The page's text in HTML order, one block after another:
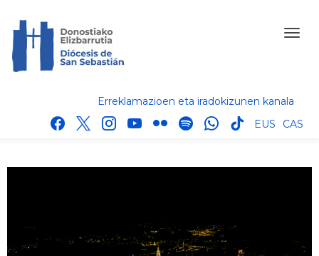
Erreklamazioen eta iradokizunen kanala
facebook
x instagram
youtube
flickr spotifywhatsapp
tik
EUS CAS